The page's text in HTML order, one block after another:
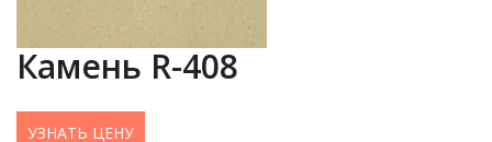
Камень R-408
УЗНАТЬ ЦЕНУ